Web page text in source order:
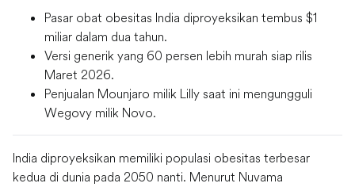
Pasar obat obesitas India diproyeksikan tembus $1
miliar dalam dua tahun.
Versi generik yang 60 persen lebih murah siap rilis
Maret 2026.
Penjualan Mounjaro milik Lilly saat ini mengungguli
Wegovy milik Novo.
India diproyeksikan memiliki populasi obesitas terbesar
kedua di dunia pada 2050 nanti. Menurut Nuvama